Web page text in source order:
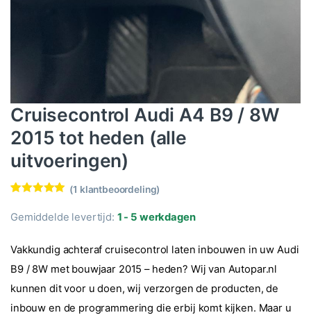
Cruisecontrol Audi A4 B9 / 8W
2015 tot heden (alle
uitvoeringen)
5.00
op 5
gebaseerd
ling
(1 klantbeoordeling)
Gemiddelde levertijd: 1 - 5 werkdagen
Vakkundig achteraf cruisecontrol laten inbouwen in uw Audi
B9 / 8W met bouwjaar 2015 – heden? Wij van Autopar.nl
kunnen dit voor u doen, wij verzorgen de producten, de
inbouw en de programmering die erbij komt kijken. Maar u